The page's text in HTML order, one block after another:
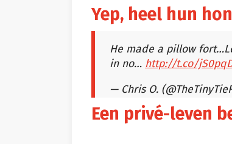
Yep, heel hun
He made a pillow
in no… http://t.co/
— Chris O.
Een privé-leven